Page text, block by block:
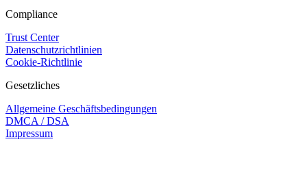
Compliance
Trust Center
Datenschutzrichtlinien
Cookie-Richtlinie
Gesetzliches
Allgemeine Geschäftsbedingungen
DMCA / DSA
Impressum